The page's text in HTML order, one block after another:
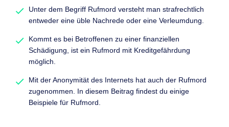
Unter dem Begriff Rufmord versteht man strafrechtlich
entweder eine üble Nachrede oder eine Verleumdung.
Kommt es bei Betroffenen zu einer finanziellen
Schädigung, ist ein Rufmord mit Kreditgefährdung
möglich.
Mit der Anonymität des Internets hat auch der Rufmord
zugenommen. In diesem Beitrag findest du einige
Beispiele für Rufmord.